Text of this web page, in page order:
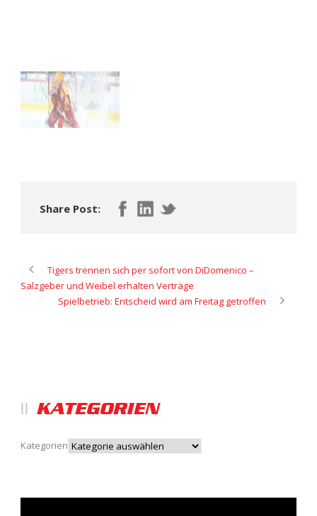
Share Post:
Tigers trennen sich per sofort von DiDomenico –
Salzgeber und Weibel erhalten Verträge
Spielbetrieb: Entscheid wird am Freitag getroffen
KATEGORIEN
Kategorien